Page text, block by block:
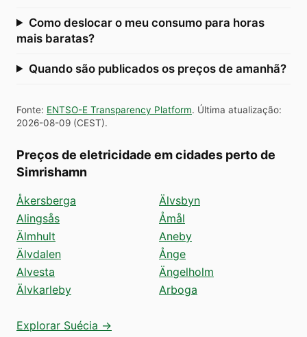
Como deslocar o meu consumo para horas
mais baratas?
Quando são publicados os preços de amanhã?
Fonte: ENTSO-E Transparency Platform. Última atualização:
2026-08-09 (CEST).
Preços de eletricidade em cidades perto de
Simrishamn
Åkersberga
Alingsås
Älmhult
Älvdalen
Alvesta
Älvkarleby
Älvsbyn
Åmål
Aneby
Ånge
Ängelholm
Arboga
Explorar Suécia →